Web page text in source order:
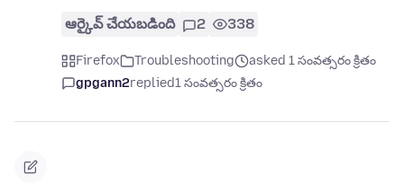
ఆర్కైవ్ చేయబడింది 2 338
Firefox Troubleshooting
asked 1 సంవత్సరం క్రితం
gpgann2replied1 సంవత్సరం క్రితం